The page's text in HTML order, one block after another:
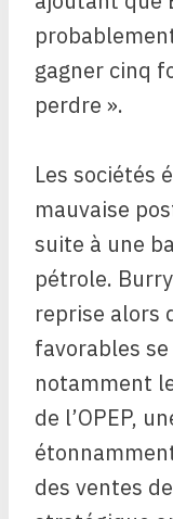
gagner cinq
perdre ».
Les sociétés
mauvaise
suite à une
pétrole.
reprise alors
favorables
notamment
de l’OPEP,
des ventes